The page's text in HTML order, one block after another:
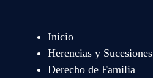
Inicio
Herencias y Sucesiones
Derecho de Familia